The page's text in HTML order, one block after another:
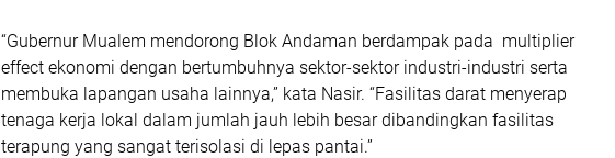
“Gubernur Mualem mendorong Blok Andaman berdampak pada multiplier
effect ekonomi dengan bertumbuhnya sektor-sektor industri-industri serta
membuka lapangan usaha lainnya,” kata Nasir. “Fasilitas darat menyerap
tenaga kerja lokal dalam jumlah jauh lebih besar dibandingkan fasilitas
terapung yang sangat terisolasi di lepas pantai.”